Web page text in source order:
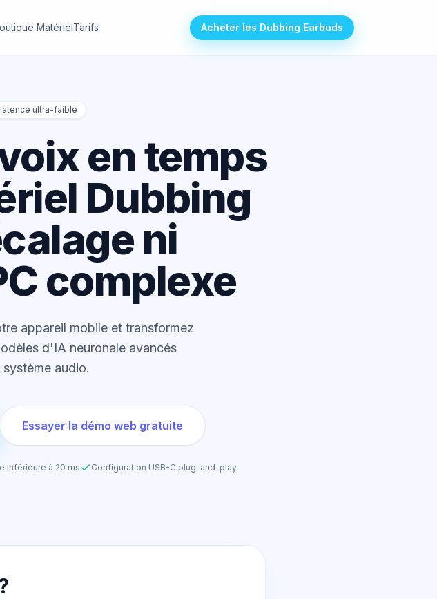
MatérielTarifs Acheter les Dubbing Earbuds
ultra-faible
en temps
Dubbing
ni
complexe
appareil mobile et transformez
d'IA neuronale avancés
audio.
Essayer la démo web gratuite
inférieure à 20 ms Configuration USB-C plug-and-play